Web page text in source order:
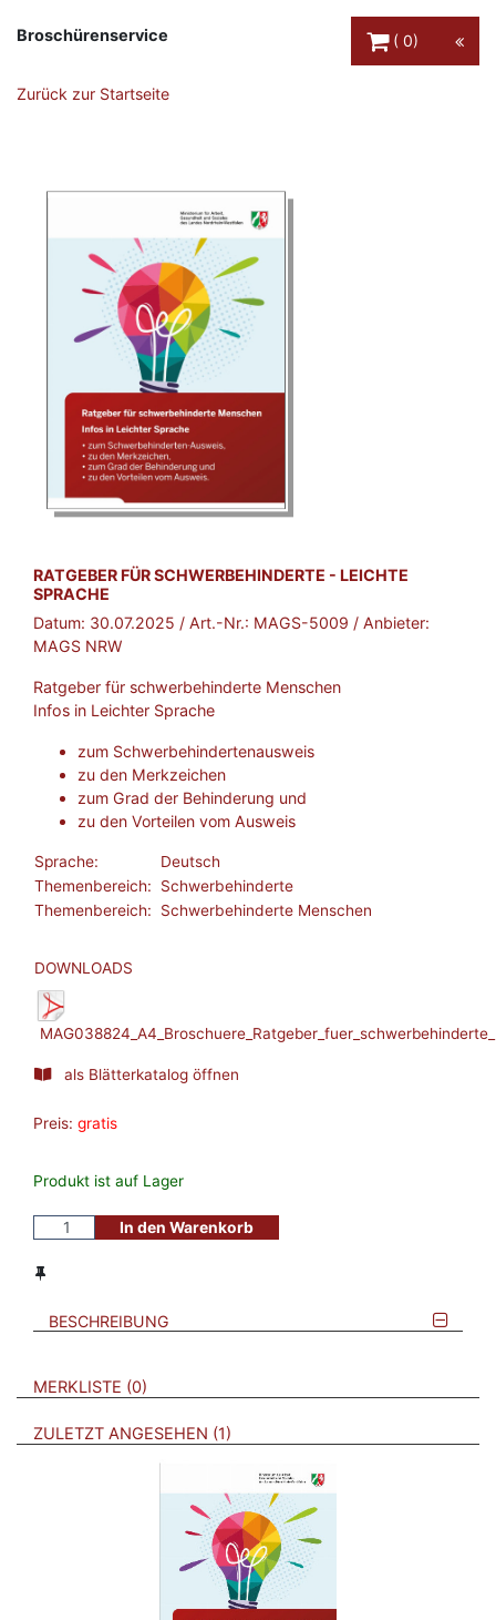
Broschürenservice
0
Zurück zur Startseite
BROSCHÜRE:
RATGEBER FÜR SCHWERBEHINDERTE - LEICHTE
SPRACHE
Datum: 30.07.2025 / Art.-Nr.: MAGS-5009 / Anbieter:
MAGS NRW
Ratgeber für schwerbehinderte Menschen
Infos in Leichter Sprache
zum Schwerbehindertenausweis
zu den Merkzeichen
zum Grad der Behinderung und
zu den Vorteilen vom Ausweis
Sprache:
Deutsch
Themenbereich:
Schwerbehinderte
Themenbereich:
Schwerbehinderte Menschen
DOWNLOADS
als Blätterkatalog öffnen
Preis: gratis
Produkt ist auf Lager
In den Warenkorb
BESCHREIBUNG
VERWEISE AUF VERMERKTE- ODER ZULETZT ANGESEHENE
MERKLISTE 0 BROSCHÜREN
ZULETZT ANGESEHEN 1 BROSCHÜREN